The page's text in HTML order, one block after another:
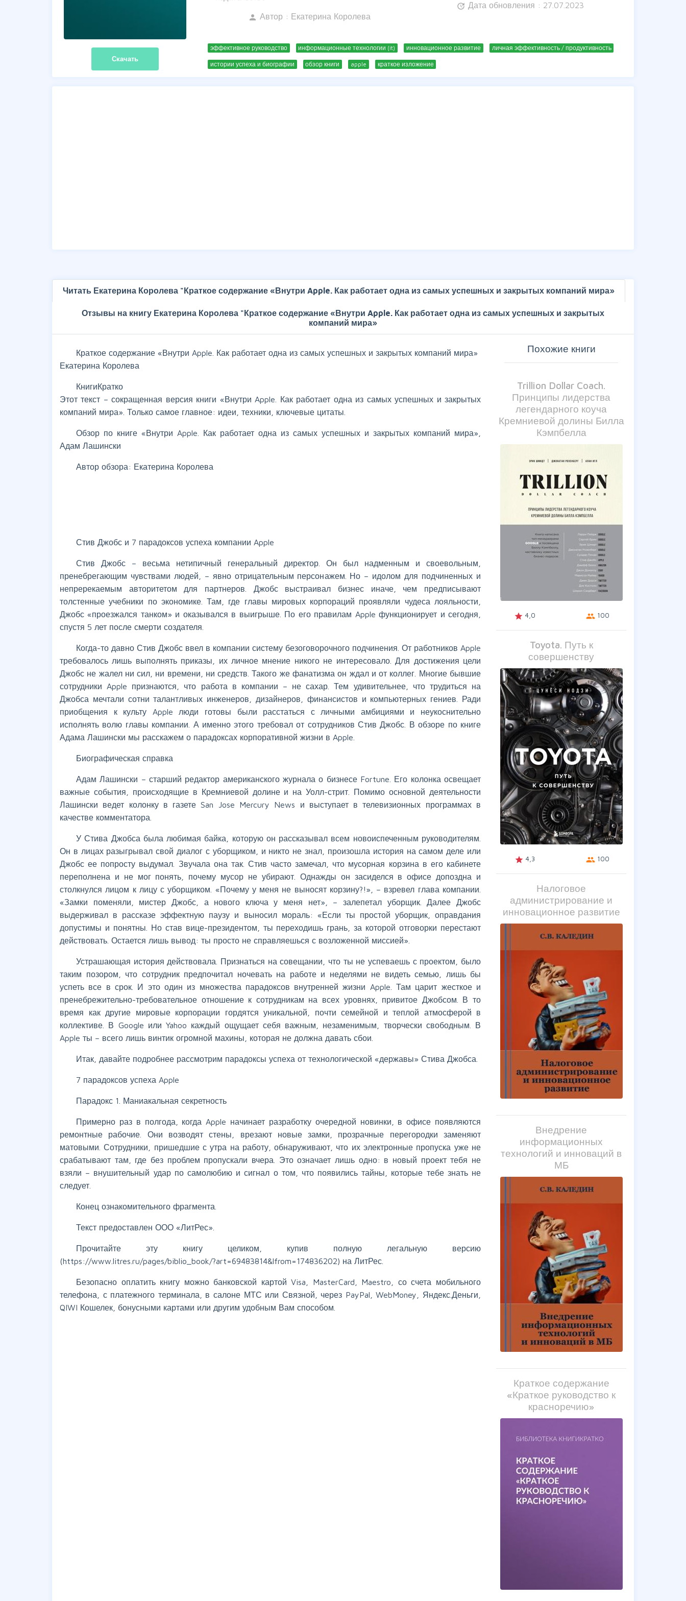
Скачать
person Автор : Екатерина Королева
update Дата обновления : 27.07.2023
эффективное руководство информационные технологии (it) инновационное развитие личная эффективность / продуктивность
истории успеха и биографии обзор книги apple краткое изложение
Читать Екатерина Королева "Краткое содержание «Внутри Apple. Как работает одна из самых успешных и закрытых компаний мира»
Отзывы на книгу Екатерина Королева "Краткое содержание «Внутри Apple. Как работает одна из самых успешных и закрытых
компаний мира»
Краткое содержание «Внутри Apple. Как работает одна из самых успешных и закрытых компаний мира»
Екатерина Королева
КнигиКратко
Этот текст – сокращенная версия книги «Внутри Apple. Как работает одна из самых успешных и закрытых
компаний мира». Только самое главное: идеи, техники, ключевые цитаты.
Обзор по книге «Внутри Apple. Как работает одна из самых успешных и закрытых компаний мира»,
Адам Лашински
Автор обзора: Екатерина Королева
Стив Джобс и 7 парадоксов успеха компании Apple
Стив Джобс – весьма нетипичный генеральный директор. Он был надменным и своевольным,
пренебрегающим чувствами людей, – явно отрицательным персонажем. Но – идолом для подчиненных и
непререкаемым авторитетом для партнеров. Джобс выстраивал бизнес иначе, чем предписывают
толстенные учебники по экономике. Там, где главы мировых корпораций проявляли чудеса лояльности,
Джобс «проезжался танком» и оказывался в выигрыше. По его правилам Apple функционирует и сегодня,
спустя 5 лет после смерти создателя.
Когда-то давно Стив Джобс ввел в компании систему безоговорочного подчинения. От работников Apple
требовалось лишь выполнять приказы, их личное мнение никого не интересовало. Для достижения цели
Джобс не жалел ни сил, ни времени, ни средств. Такого же фанатизма он ждал и от коллег. Многие бывшие
сотрудники Apple признаются, что работа в компании – не сахар. Тем удивительнее, что трудиться на
Джобса мечтали сотни талантливых инженеров, дизайнеров, финансистов и компьютерных гениев. Ради
приобщения к культу Apple люди готовы были расстаться с личными амбициями и неукоснительно
исполнять волю главы компании. А именно этого требовал от сотрудников Стив Джобс. В обзоре по книге
Адама Лашински мы расскажем о парадоксах корпоративной жизни в Apple.
Биографическая справка
Адам Лашински – старший редактор американского журнала о бизнесе Fortune. Его колонка освещает
важные события, происходящие в Кремниевой долине и на Уолл-стрит. Помимо основной деятельности
Лашински ведет колонку в газете San Jose Mercury News и выступает в телевизионных программах в
качестве комментатора.
У Стива Джобса была любимая байка, которую он рассказывал всем новоиспеченным руководителям.
Он в лицах разыгрывал свой диалог с уборщиком, и никто не знал, произошла история на самом деле или
Джобс ее попросту выдумал. Звучала она так. Стив часто замечал, что мусорная корзина в его кабинете
переполнена и не мог понять, почему мусор не убирают. Однажды он засиделся в офисе допоздна и
столкнулся лицом к лицу с уборщиком. «Почему у меня не выносят корзину?!», – взревел глава компании.
«Замки поменяли, мистер Джобс, а нового ключа у меня нет», – залепетал уборщик. Далее Джобс
выдерживал в рассказе эффектную паузу и выносил мораль: «Если ты простой уборщик, оправдания
допустимы и понятны. Но став вице-президентом, ты переходишь грань, за которой отговорки перестают
действовать. Остается лишь вывод: ты просто не справляешься с возложенной миссией».
Устрашающая история действовала. Признаться на совещании, что ты не успеваешь с проектом, было
таким позором, что сотрудник предпочитал ночевать на работе и неделями не видеть семью, лишь бы
успеть все в срок. И это один из множества парадоксов внутренней жизни Apple. Там царит жесткое и
пренебрежительно-требовательное отношение к сотрудникам на всех уровнях, привитое Джобсом. В то
время как другие мировые корпорации гордятся уникальной, почти семейной и теплой атмосферой в
коллективе. В Google или Yahoo каждый ощущает себя важным, незаменимым, творчески свободным. В
Apple ты – всего лишь винтик огромной махины, которая не должна давать сбои.
Итак, давайте подробнее рассмотрим парадоксы успеха от технологической «державы» Стива Джобса.
7 парадоксов успеха Apple
Парадокс 1. Маниакальная секретность
Примерно раз в полгода, когда Apple начинает разработку очередной новинки, в офисе появляются
ремонтные рабочие. Они возводят стены, врезают новые замки, прозрачные перегородки заменяют
матовыми. Сотрудники, пришедшие с утра на работу, обнаруживают, что их электронные пропуска уже не
срабатывают там, где без проблем пропускали вчера. Это означает лишь одно: в новый проект тебя не
взяли – внушительный удар по самолюбию и сигнал о том, что появились тайны, которые тебе знать не
следует.
Конец ознакомительного фрагмента.
Текст предоставлен ООО «ЛитРес».
Прочитайте эту книгу целиком, купив полную легальную версию
(https://www.litres.ru/pages/biblio_book/?art=69483814&lfrom=174836202) на ЛитРес.
Безопасно оплатить книгу можно банковской картой Visa, MasterCard, Maestro, со счета мобильного
телефона, с платежного терминала, в салоне МТС или Связной, через PayPal, WebMoney, Яндекс.Деньги,
QIWI Кошелек, бонусными картами или другим удобным Вам способом.
Похожие книги
Trillion Dollar Coach.
Принципы лидерства
легендарного коуча
Кремниевой долины Билла
Кэмпбелла
grade 4,0 group 100
Toyota. Путь к
совершенству
grade 4,3 group 100
Налоговое
администрирование и
инновационное развитие
Внедрение
информационных
технологий и инноваций в
МБ
Краткое содержание
«Краткое руководство к
красноречию»